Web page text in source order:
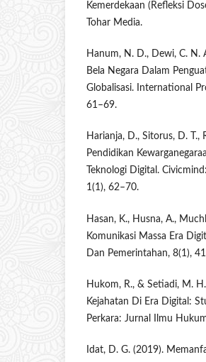
Kemerdekaan (Refleksi
Tohar Media.
Hanum, N. D., Dewi, C. N.
Bela Negara Dalam
Globalisasi. International
61–69.
Harianja, D., Sitorus, D. T.,
Pendidikan
Teknologi Digital.
1(1), 62–70.
Hasan, K., Husna, A.,
Komunikasi Massa Era
Dan Pemerintahan, 8(1),
Hukom, R., & Setiadi, M.
Kejahatan Di Era Digital:
Perkara: Jurnal Ilmu
Idat, D. G. (2019).